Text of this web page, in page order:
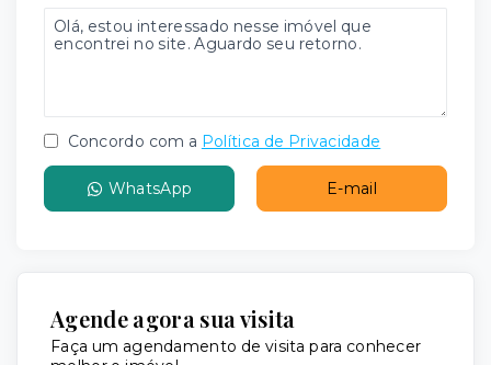
Concordo com a Política de Privacidade
WhatsApp E-mail
Agende agora sua visita
Faça um agendamento de visita para conhecer